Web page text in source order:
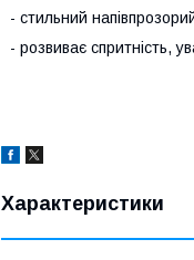
- стильний
- розвиває спритність,
Характеристики